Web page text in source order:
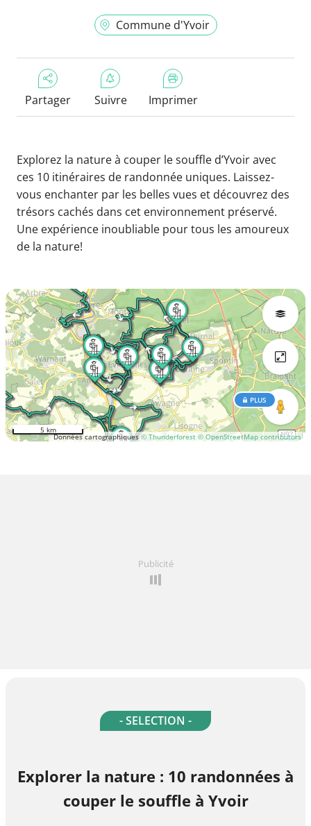
Commune d'Yvoir
Partager Suivre Imprimer
Explorez la nature à couper le souffle d’Yvoir avec
ces 10 itinéraires de randonnée uniques. Laissez-
vous enchanter par les belles vues et découvrez des
trésors cachés dans cet environnement préservé.
Une expérience inoubliable pour tous les amoureux
de la nature!
Données cartographiques© Thunderforest © OpenStreetMap contributors
PLUS
5 km
Publicité
- SELECTION -
Explorer la nature : 10 randonnées à
couper le souffle à Yvoir